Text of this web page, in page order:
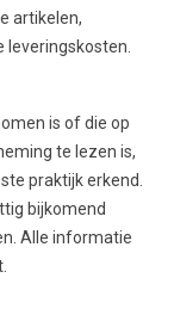
artikelen,
is of die op
te lezen is,
praktijk erkend.
bijkomend
Alle informatie